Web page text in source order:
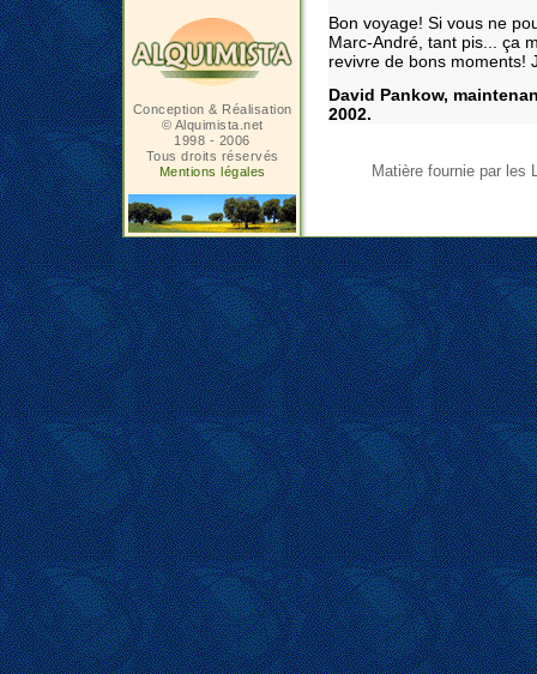
Bon voyage! Si vous ne
Marc-André, tant pis... ça
revivre de bons moments!
David Pankow,
2002.
Matière fournie par
Conception & Réalisation
© Alquimista.net
1998 - 2006
Tous droits réservés
Mentions légales